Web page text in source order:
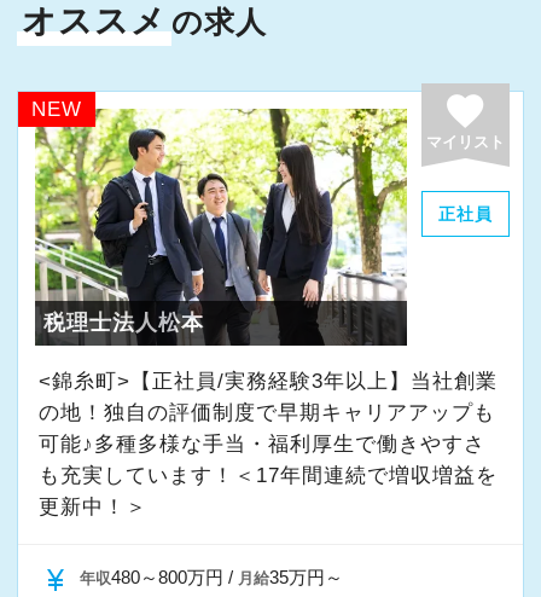
・申告書作成補助
・Excelを使用した集計、Wordでの文書作成
・資料やデータの整理
・電話、メール対応
・その他付随する業務
これまでの会計事務所や経理経験を活かしてご
活躍いただけます。
また、経験やスキルに応じて徐々に担当する業
務の幅を広げていただきます。
将来的には申告書レビューなど、専門性を高め
られる業務にも携わることが可能です。
どこでも通用する実務スキルを身につけなが
オススメの求人
NEW favorite
マイリスト
正社員
税理士法人松本
<錦糸町>【正社員/実務経験3年以上】当社創業
の地！独自の評価制度で早期キャリアアップも
可能♪多種多様な手当・福利厚生で働きやすさ
も充実しています！＜17年間連続で増収増益を
更新中！＞
currency_yen 年収480～800万円 / 月給35万円～